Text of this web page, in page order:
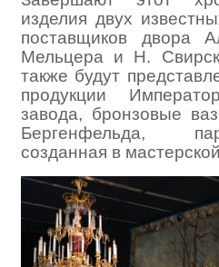
изделия двух
поставщиков двора
Мельцера и Н.
также будут
продукции
завода, бронзовые
Бергенфельда,
созданная в